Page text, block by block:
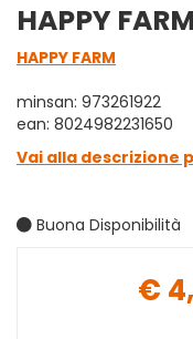
HAPPY
HAPPY FARM
minsan: 973261922
ean: 8024982231650
Vai alla descrizione
Buona Disponibilità
€